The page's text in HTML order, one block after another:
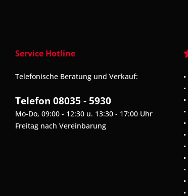
Service Hotline
Telefonische Beratung und Verkauf:
Telefon 08035 - 5930
Mo-Do, 09:00 - 12:30 u. 13:30 - 17:00 Uhr
Freitag nach Vereinbarung